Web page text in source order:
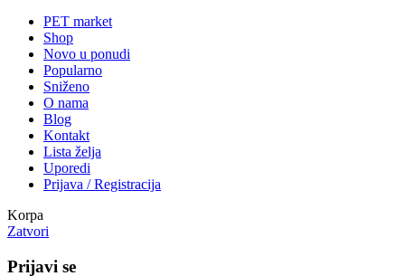
PET market
Shop
Novo u ponudi
Popularno
Sniženo
O nama
Blog
Kontakt
Lista želja
Uporedi
Prijava / Registracija
Korpa
Zatvori
Prijavi se